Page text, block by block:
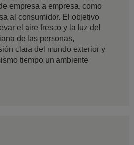
empresa a empresa, como
al consumidor. El objetivo
el aire fresco y la luz del
de las personas,
clara del mundo exterior y
tiempo un ambiente